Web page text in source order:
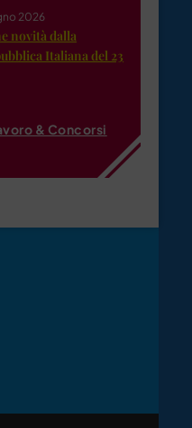
2026
novità dalla
Italiana del 23
& Concorsi